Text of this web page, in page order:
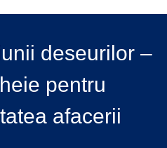
deseurilor –
pentru
afacerii